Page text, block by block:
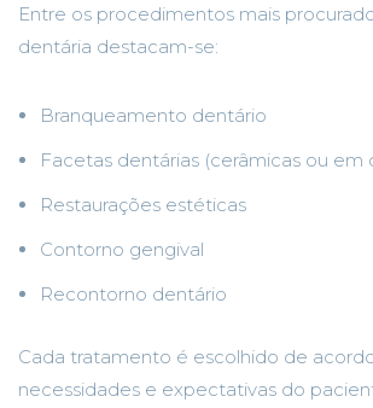
Entre os procedimentos mais
dentária destacam-se:
Branqueamento dentário
Facetas dentárias (cerâmicas ou em
Restaurações estéticas
Contorno gengival
Recontorno dentário
Cada tratamento é escolhido de
necessidades e expectativas do